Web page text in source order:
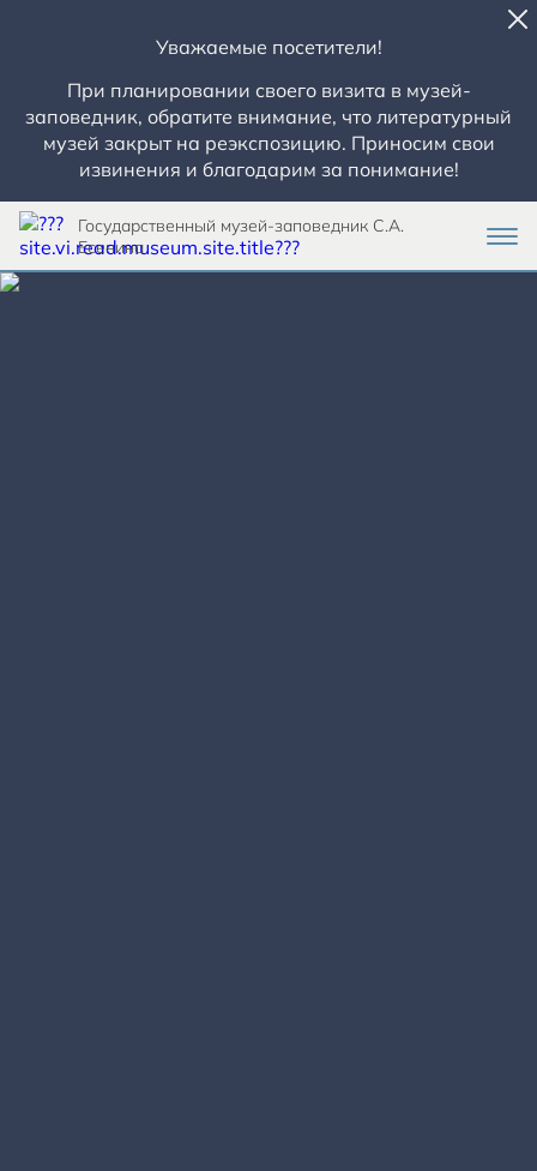
Уважаемые посетители!
При планировании своего визита в музей-
заповедник, обратите внимание, что литературный
музей закрыт на реэкспозицию. Приносим свои
извинения и благодарим за понимание!
Государственный музей-заповедник С.А.
Есенина